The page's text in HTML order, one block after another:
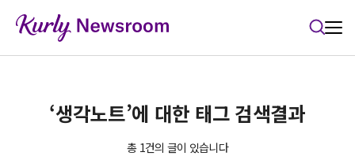
‘생각노트’에 대한 태그 검색결과
총 1건의 글이 있습니다